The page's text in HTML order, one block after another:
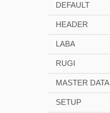
DEFAULT
HEADER
LABA
RUGI
MASTER DATA
SETUP